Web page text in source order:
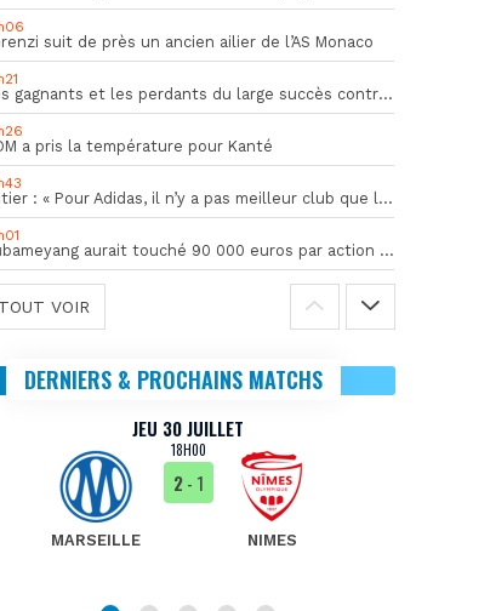
suit de près un ancien ailier de l’AS Monaco
Les gagnants et les perdants du large succès contre Al Shahania
a pris la température pour Kanté
Astier : « Pour Adidas, il n’y a pas meilleur club que l’OM »
Aubameyang aurait touché 90 000 euros par action décisive
TOUT VOIR
DERNIERS & PROCHAINS MATCHS
JEU 30 JUILLET
18H00
MARSEILLE
2- 1
NIMES